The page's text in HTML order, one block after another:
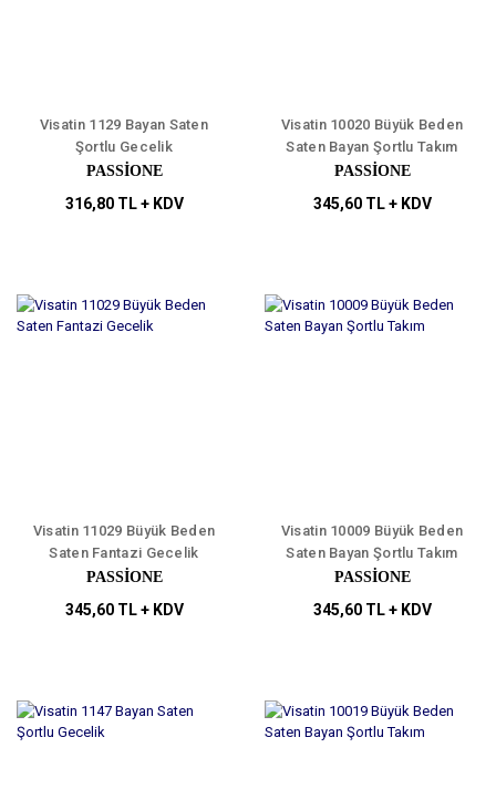
Visatin 1129 Bayan Saten
Şortlu Gecelik
PASSİONE
316,80 TL + KDV
Visatin 10020 Büyük Beden
Saten Bayan Şortlu Takım
PASSİONE
345,60 TL + KDV
Visatin 11029 Büyük Beden
Saten Fantazi Gecelik
PASSİONE
345,60 TL + KDV
Visatin 10009 Büyük Beden
Saten Bayan Şortlu Takım
PASSİONE
345,60 TL + KDV